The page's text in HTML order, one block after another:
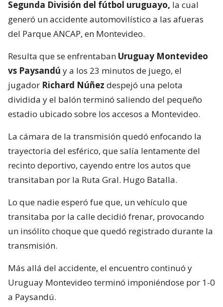
Segunda División del fútbol uruguayo, la cual
generó un accidente automovilístico a las afueras
del Parque ANCAP, en Montevideo.
Resulta que se enfrentaban Uruguay Montevideo
vs Paysandú y a los 23 minutos de juego, el
jugador Richard Núñez despejó una pelota
dividida y el balón terminó saliendo del pequeño
estadio ubicado sobre los accesos a Montevideo.
La cámara de la transmisión quedó enfocando la
trayectoria del esférico, que salía lentamente del
recinto deportivo, cayendo entre los autos que
transitaban por la Ruta Gral. Hugo Batalla.
Lo que nadie esperó fue que, un vehículo que
transitaba por la calle decidió frenar, provocando
un insólito choque que quedó registrado durante la
transmisión.
Más allá del accidente, el encuentro continuó y
Uruguay Montevideo terminó imponiéndose por 1-0
a Paysandú.